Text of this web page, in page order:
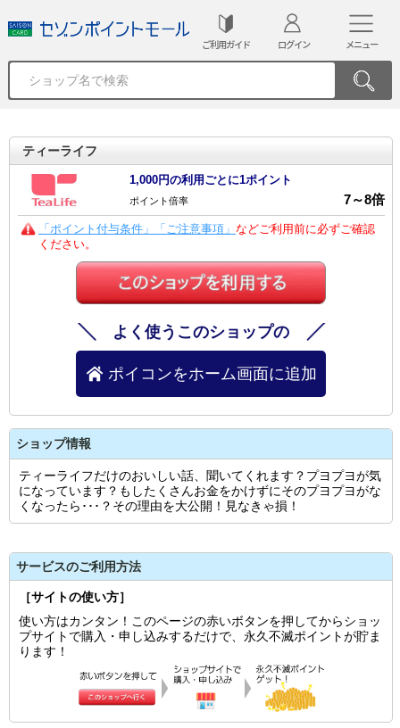
ご利用ガイド ログイン メニュー
ティーライフ
1,000円の利用ごとに1ポイント
ポイント倍率 7～8倍
「ポイント付与条件」「ご注意事項」 などご利用前に必ずご確認
ください。
よく使うこのショップの
ポイコンをホーム画面に追加
ショップ情報
ティーライフだけのおいしい話、聞いてくれます？プヨプヨが気
になっています？もしたくさんお金をかけずにそのプヨプヨがな
くなったら･･･？その理由を大公開！見なきゃ損！
サービスのご利用方法
［サイトの使い方］
使い方はカンタン！このページの赤いボタンを押してからショッ
プサイトで購入・申し込みするだけで、永久不滅ポイントが貯ま
ります！